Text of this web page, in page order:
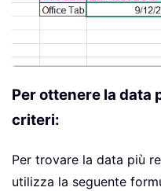
Per ottenere la data
criteri:
Per trovare la data più
utilizza la seguente